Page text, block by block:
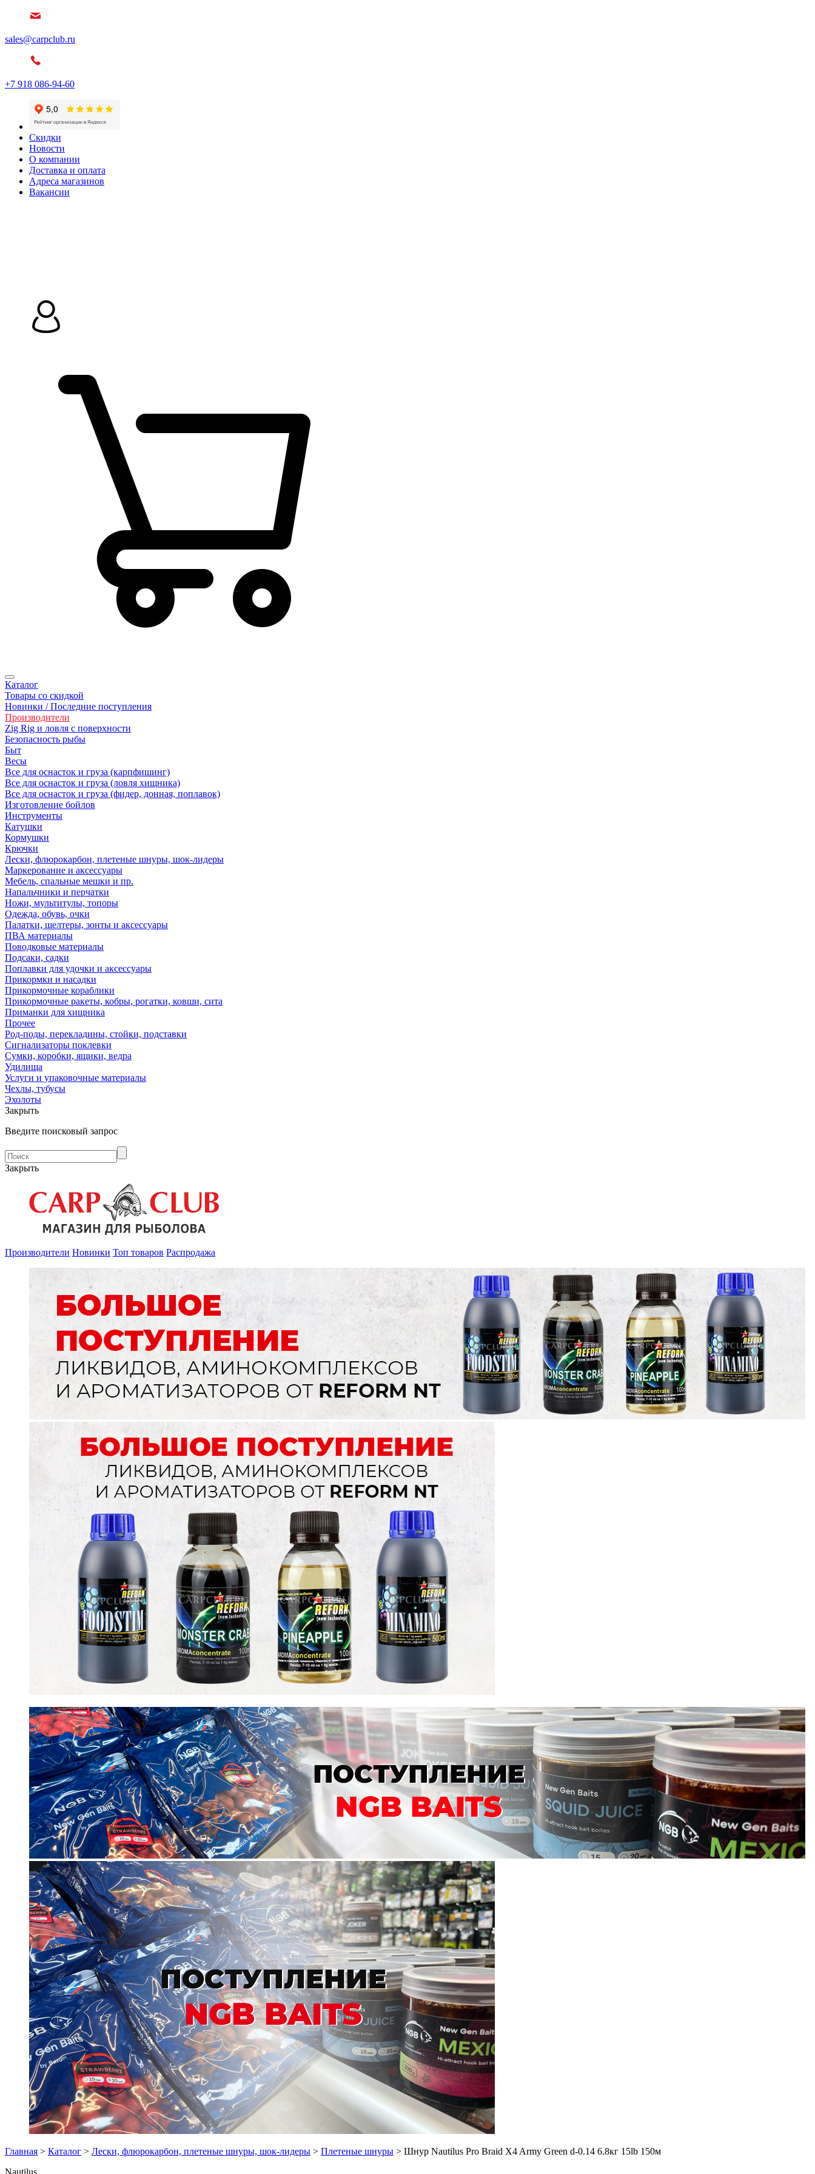
sales@carpclub.ru
+7 918 086-94-60
Скидки
Новости
О компании
Доставка и оплата
Адреса магазинов
Вакансии
Каталог
Товары со скидкой
Новинки / Последние поступления
Производители
Zig Rig и ловля с поверхности
Безoпасность рыбы
Быт
Весы
Все для оснасток и груза (карпфишинг)
Все для оснасток и груза (ловля хищника)
Все для оснасток и груза (фидер, донная, поплавок)
Изготовление бойлов
Инструменты
Катушки
Кормушки
Крючки
Лески, флюрокарбон, плетеные шнуры, шок-лидеры
Маркерование и аксессуары
Мебель, спальные мешки и пр.
Напальчники и перчатки
Ножи, мультитулы, топоры
Одежда, обувь, очки
Палатки, шелтеры, зонты и аксессуары
ПВА материалы
Поводковые материалы
Подсаки, садки
Поплавки для удочки и аксессуары
Прикормки и насадки
Прикормочные кораблики
Прикормочные ракеты, кобры, рогатки, ковши, сита
Приманки для хищника
Прочее
Род-поды, перекладины, стойки, подставки
Сигнализаторы поклевки
Сумки, коробки, ящики, ведра
Удилища
Услуги и упаковочные материалы
Чехлы, тубусы
Эхолоты
Закрыть
Введите поисковый запрос
Закрыть
Производители Новинки Топ товаров Распродажа
Главная > Каталог > Лески, флюрокарбон, плетеные шнуры, шок-лидеры > Плетеные шнуры > Шнур Nautilus Pro Braid X4 Army Green d-0.14 6.8кг 15lb 150м
Nautilus